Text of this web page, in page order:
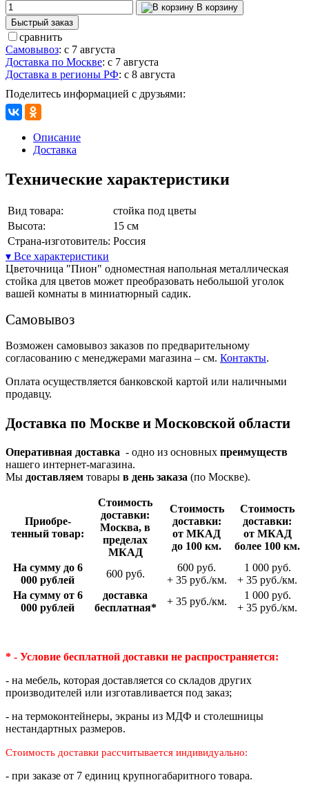
В корзину
Быстрый заказ
сравнить
Самовывоз: с 7 августа
Доставка по Москве: с 7 августа
Доставка в регионы РФ: с 8 августа
Поделитесь информацией с друзьями:
Описание
Доставка
Технические характеристики
Вид товара:
стойка под цветы
Высота:
15 см
Страна-изготовитель: Россия
▾ Все характеристики
Цветочница "Пион" одноместная напольная металлическая
стойка для цветов может преобразовать небольшой уголок
вашей комнаты в миниатюрный садик.
Самовывоз
Возможен самовывоз заказов по предварительному
согласованию с менеджерами магазина – см. Контакты.
Оплата осуществляется банковской картой или наличными
продавцу.
Доставка по Москве и Московской области
Оперативная доставка - одно из основных преимуществ
нашего интернет-магазина.
Мы доставляем товары в день заказа (по Москве).
Приобре­
тенный товар:
Стои­мость
доставки:
Москва, в
пределах
МКАД
Стои­мость
доставки:
от МКАД
до 100 км.
Стои­мость
доставки:
от МКАД
более 100 км.
На сумму до 6
000 рублей
600 руб.
600 руб.
+ 35 руб./км.
1 000 руб.
+ 35 руб./км.
На сумму от 6
000 рублей
доставка
беспла­тная*
+ 35 руб./км.
1 000 руб.
+ 35 руб./км.
* - Условие бесплатной доставки не распространяется:
- на мебель, которая доставляется со складов других
производителей или изготавливается под заказ;
- на термоконтейнеры, экраны из МДФ и столешницы
нестандартных размеров.
Стоимость доставки рассчитывается индивидуально:
- при заказе от 7 единиц крупногабаритного товара.